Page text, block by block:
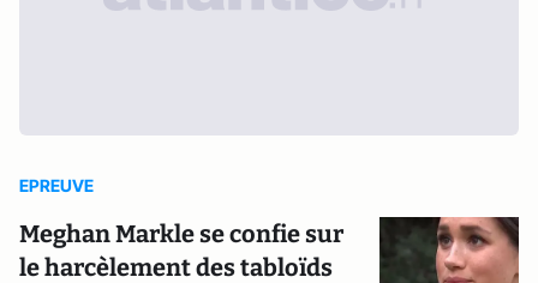
EPREUVE
Meghan Markle se confie sur
le harcèlement des tabloïds